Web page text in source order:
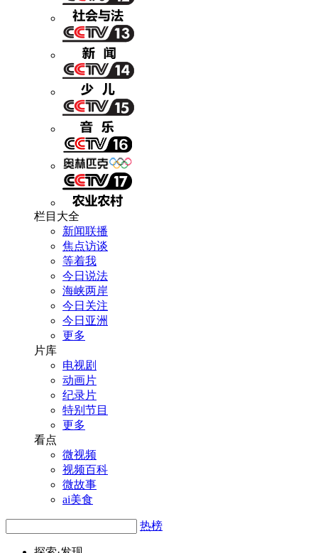
栏目大全
新闻联播
焦点访谈
等着我
今日说法
海峡两岸
今日关注
今日亚洲
更多
片库
电视剧
动画片
纪录片
特别节目
更多
看点
微视频
视频百科
微故事
ai美食
热榜